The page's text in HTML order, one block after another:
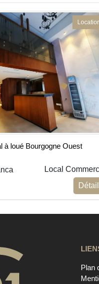
à loué Bourgogne Ouest
Local
Plan